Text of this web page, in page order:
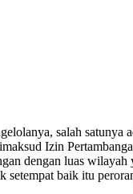
salah satunya
Izin
dengan luas wilayah
setempat baik itu